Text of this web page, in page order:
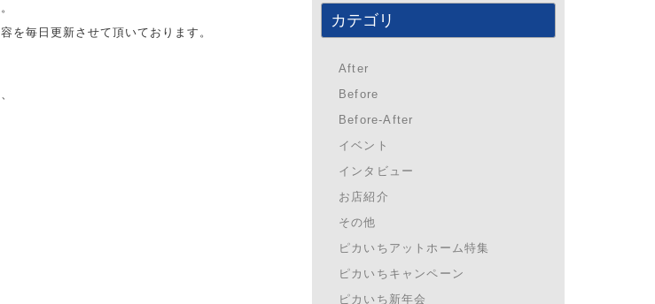
を毎日更新させて頂いております。
カテゴリ
After
Before
Before-After
イベント
インタビュー
お店紹介
その他
ピカいちアットホーム特集
ピカいちキャンペーン
ピカいち新年会